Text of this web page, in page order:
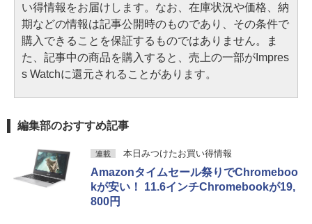
い得情報をお届けします。なお、在庫状況や価格、納
期などの情報は記事公開時のものであり、その条件で
購入できることを保証するものではありません。ま
た、記事中の商品を購入すると、売上の一部がImpres
s Watchに還元されることがあります。
編集部のおすすめ記事
連載 本日みつけたお買い得情報
Amazonタイムセール祭りでChromeboo
kが安い！ 11.6インチChromebookが19,
800円